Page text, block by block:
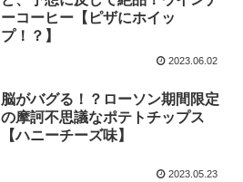
ーコーヒー【ピザにホイッ
プ！？】
2023.06.02
脳がバグる！？ローソン期間限定
の摩訶不思議なポテトチップス
【ハニーチーズ味】
2023.05.23